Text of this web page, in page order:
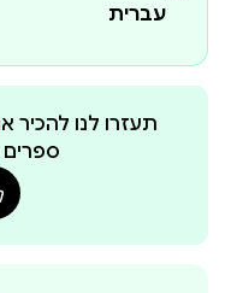
עברית
תעזרו לנו